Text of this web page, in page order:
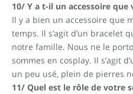
10/ Y a t-il un accessoire
Il y a bien un accessoire que
temps. Il s’agit d’un bracelet
notre famille. Nous ne le
sommes en cosplay. Il s’agit
un peu usé, plein de pierres
11/ Quel est le rôle de votre